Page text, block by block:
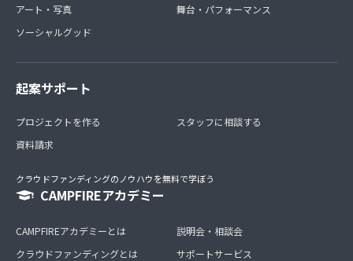
アート・写真
ソーシャルグッド
舞台・パフォーマンス
起案サポート
プロジェクトを作る
資料請求
スタッフに相談する
クラウドファンディングのノウハウを無料で学ぼう
CAMPFIREアカデミー
CAMPFIREアカデミーとは
クラウドファンディングとは
説明会・相談会
サポートサービス